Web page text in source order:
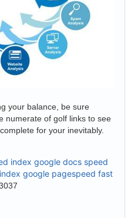
your balance, be sure
numerate of golf links to see
for your inevitably.
index google docs speed
google pagespeed fast